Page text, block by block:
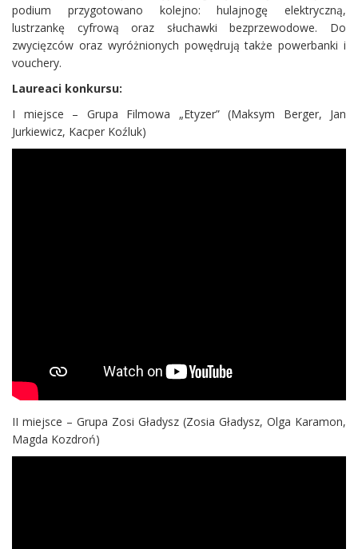
podium przygotowano kolejno: hulajnogę elektryczną,
lustrzankę cyfrową oraz słuchawki bezprzewodowe. Do
zwycięzców oraz wyróżnionych powędrują także powerbanki i
vouchery.
Laureaci konkursu:
I miejsce – Grupa Filmowa „Etyzer” (Maksym Berger, Jan
Jurkiewicz, Kacper Koźluk)
II miejsce – Grupa Zosi Gładysz (Zosia Gładysz, Olga Karamon,
Magda Kozdroń)